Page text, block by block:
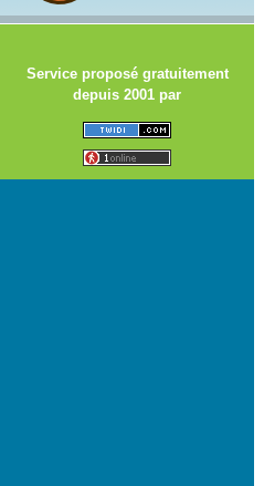
Service proposé gratuitement
depuis 2001 par